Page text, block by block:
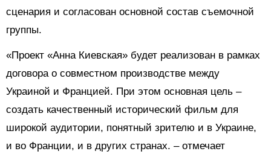
сценария и согласован основной состав съемочной
группы.
«Проект «Анна Киевская» будет реализован в рамках
договора о совместном производстве между
Украиной и Францией. При этом основная цель –
создать качественный исторический фильм для
широкой аудитории, понятный зрителю и в Украине,
и во Франции, и в других странах. – отмечает